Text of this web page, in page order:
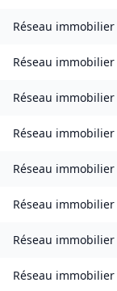
Réseau immobilier
Réseau immobilier
Réseau immobilier
Réseau immobilier
Réseau immobilier
Réseau immobilier
Réseau immobilier
Réseau immobilier